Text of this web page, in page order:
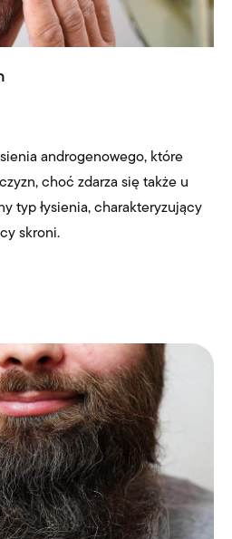
androgenowego, które
choć zdarza się także u
typ łysienia, charakteryzujący
skroni.